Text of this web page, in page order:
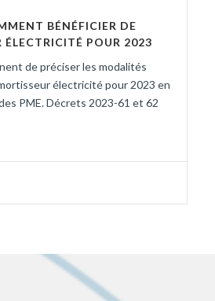
BÉNÉFICIER DE
ÉLECTRICITÉ POUR 2023
de préciser les modalités
électricité pour 2023 en
PME. Décrets 2023-61 et 62
ACTUS